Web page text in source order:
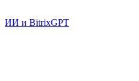
ИИ и BitrixGPT